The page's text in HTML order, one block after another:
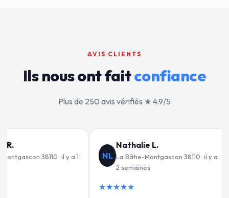
AVIS CLIENTS
Ils nous ont faitconfiance
Plus de 250 avis vérifiés ★ 4.9/5
38110 · il y a JF
Jean-François C.
La Bâtie-Montgascon 38110 · il y a
3 semaines
★★★★★
VD